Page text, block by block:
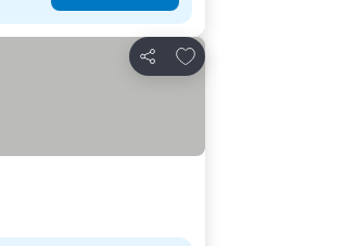
Partilhar
Adicionar aos favoritos